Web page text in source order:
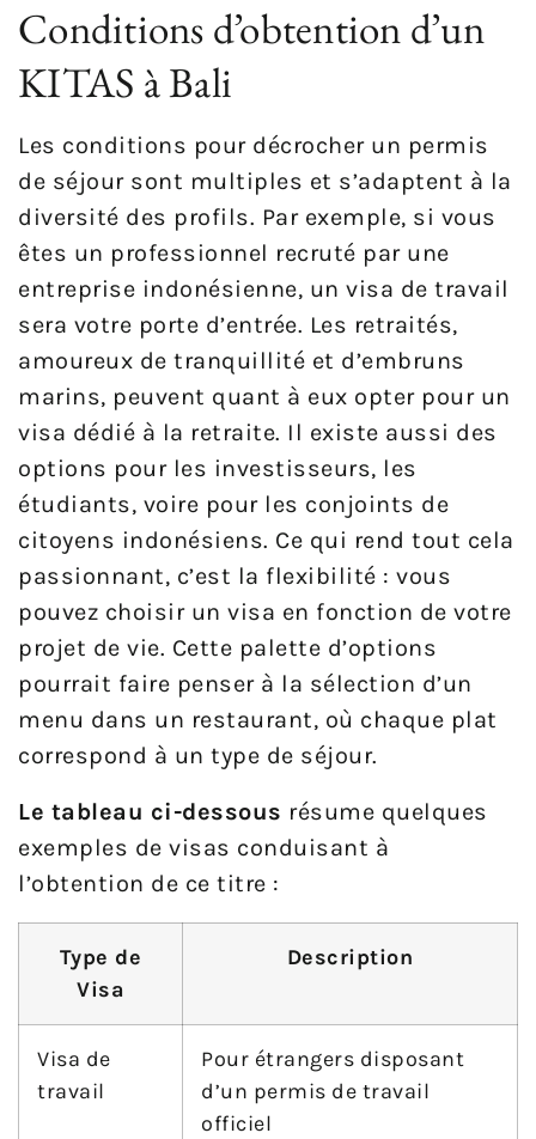
Conditions d’obtention d’un
KITAS à Bali
Les conditions pour décrocher un permis
de séjour sont multiples et s’adaptent à la
diversité des profils. Par exemple, si vous
êtes un professionnel recruté par une
entreprise indonésienne, un visa de travail
sera votre porte d’entrée. Les retraités,
amoureux de tranquillité et d’embruns
marins, peuvent quant à eux opter pour un
visa dédié à la retraite. Il existe aussi des
options pour les investisseurs, les
étudiants, voire pour les conjoints de
citoyens indonésiens. Ce qui rend tout cela
passionnant, c’est la flexibilité : vous
pouvez choisir un visa en fonction de votre
projet de vie. Cette palette d’options
pourrait faire penser à la sélection d’un
menu dans un restaurant, où chaque plat
correspond à un type de séjour.
Le tableau ci-dessous résume quelques
exemples de visas conduisant à
l’obtention de ce titre :
Type de
Visa
Description
Visa de
travail
Pour étrangers disposant
d’un permis de travail
officiel